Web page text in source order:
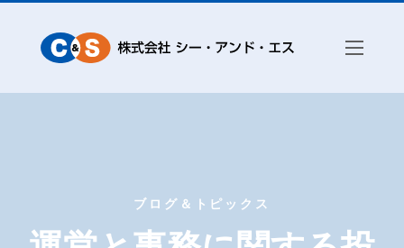
ブログ＆トピックス